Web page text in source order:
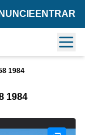
ENTRAR
1984
1984